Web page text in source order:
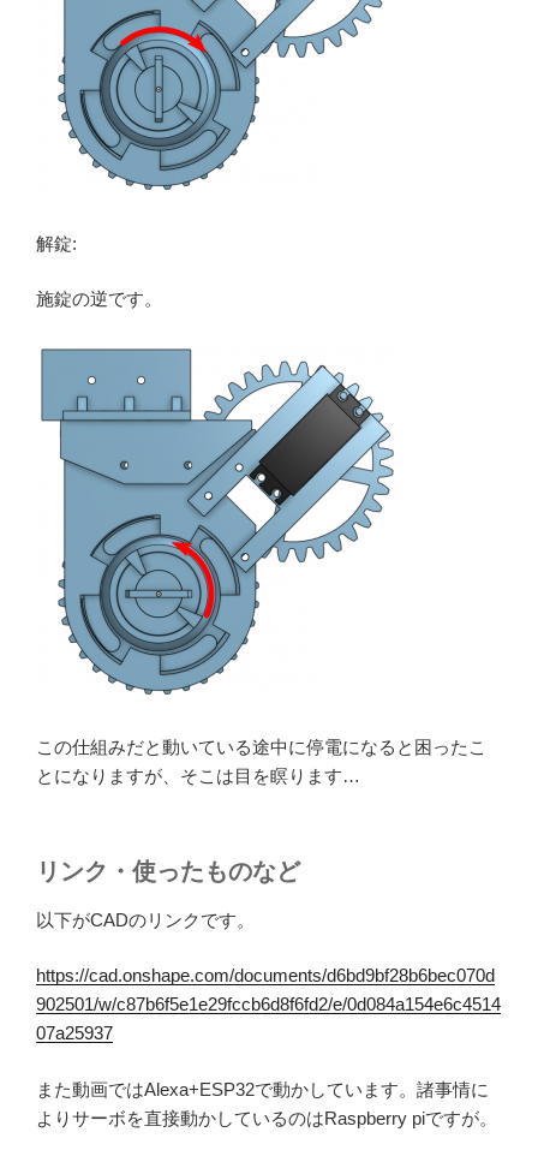
解錠:
施錠の逆です。
この仕組みだと動いている途中に停電になると困ったこ
とになりますが、そこは目を瞑ります…
リンク・使ったものなど
以下がCADのリンクです。
https://cad.onshape.com/documents/d6bd9bf28b6bec070d
902501/w/c87b6f5e1e29fccb6d8f6fd2/e/0d084a154e6c4514
07a25937
また動画ではAlexa+ESP32で動かしています。諸事情に
よりサーボを直接動かしているのはRaspberry piですが。